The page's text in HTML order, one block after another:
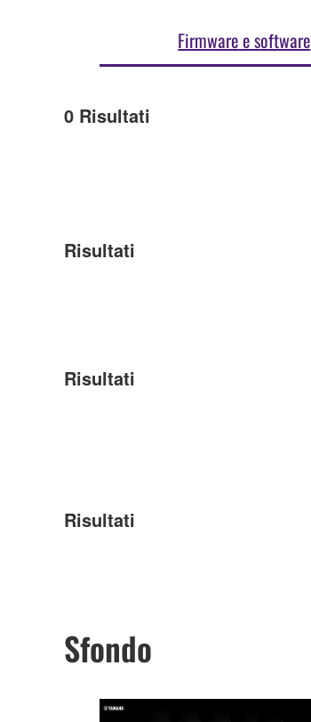
Firmware e software
0 Risultati
Risultati
Risultati
Risultati
Sfondo